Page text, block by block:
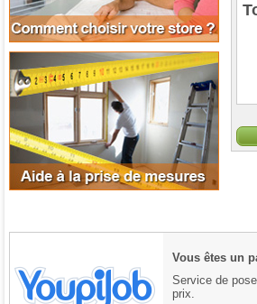
Aide
Vous êtes un
Service de
prix.